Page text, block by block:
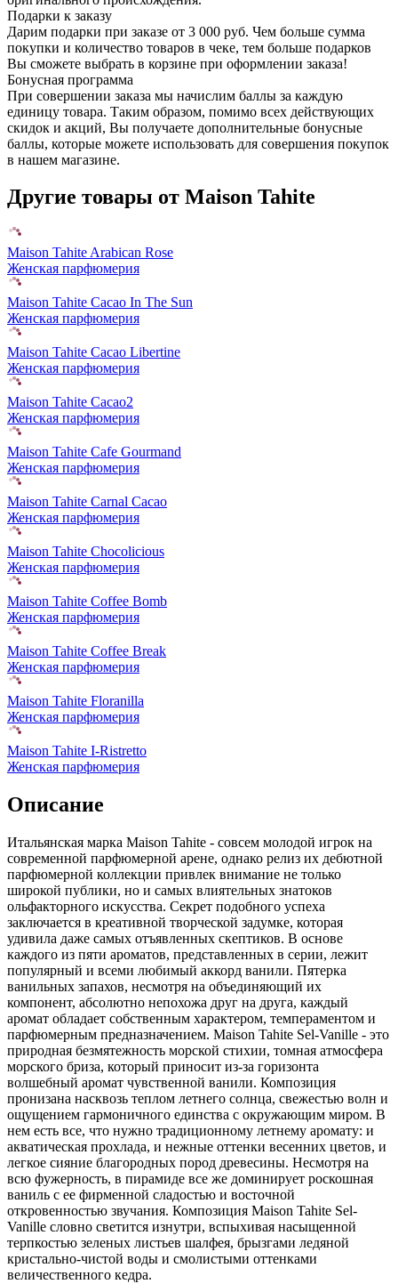
Подарки к заказу
Дарим подарки при заказе от 3 000 руб. Чем больше сумма
покупки и количество товаров в чеке, тем больше подарков
Вы сможете выбрать в корзине при оформлении заказа!
Бонусная программа
При совершении заказа мы начислим баллы за каждую
единицу товара. Таким образом, помимо всех действующих
скидок и акций, Вы получаете дополнительные бонусные
баллы, которые можете использовать для совершения покупок
в нашем магазине.
Другие товары от Maison Tahite
Maison Tahite Arabican Rose
Женская парфюмерия
Maison Tahite Cacao In The Sun
Женская парфюмерия
Maison Tahite Cacao Libertine
Женская парфюмерия
Maison Tahite Cacao2
Женская парфюмерия
Maison Tahite Cafe Gourmand
Женская парфюмерия
Maison Tahite Carnal Cacao
Женская парфюмерия
Maison Tahite Chocolicious
Женская парфюмерия
Maison Tahite Coffee Bomb
Женская парфюмерия
Maison Tahite Coffee Break
Женская парфюмерия
Maison Tahite Floranilla
Женская парфюмерия
Maison Tahite I-Ristretto
Женская парфюмерия
Описание
Итальянская марка Maison Tahite - совсем молодой игрок на
современной парфюмерной арене, однако релиз их дебютной
парфюмерной коллекции привлек внимание не только
широкой публики, но и самых влиятельных знатоков
ольфакторного искусства. Секрет подобного успеха
заключается в креативной творческой задумке, которая
удивила даже самых отъявленных скептиков. В основе
каждого из пяти ароматов, представленных в серии, лежит
популярный и всеми любимый аккорд ванили. Пятерка
ванильных запахов, несмотря на объединяющий их
компонент, абсолютно непохожа друг на друга, каждый
аромат обладает собственным характером, темпераментом и
парфюмерным предназначением. Maison Tahite Sel-Vanille - это
природная безмятежность морской стихии, томная атмосфера
морского бриза, который приносит из-за горизонта
волшебный аромат чувственной ванили. Композиция
пронизана насквозь теплом летнего солнца, свежестью волн и
ощущением гармоничного единства с окружающим миром. В
нем есть все, что нужно традиционному летнему аромату: и
акватическая прохлада, и нежные оттенки весенних цветов, и
легкое сияние благородных пород древесины. Несмотря на
всю фужерность, в пирамиде все же доминирует роскошная
ваниль с ее фирменной сладостью и восточной
откровенностью звучания. Композиция Maison Tahite Sel-
Vanille словно светится изнутри, вспыхивая насыщенной
терпкостью зеленых листьев шалфея, брызгами ледяной
кристально-чистой воды и смолистыми оттенками
величественного кедра.